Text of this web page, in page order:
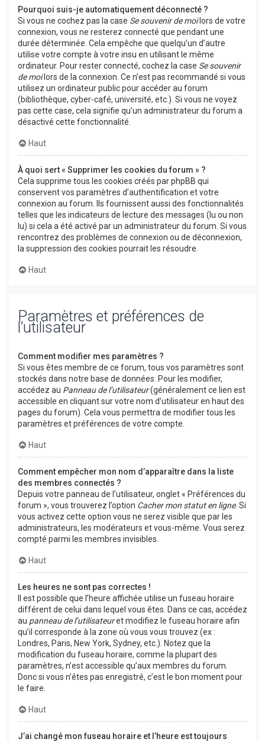
Pourquoi suis-je automatiquement déconnecté ?
Si vous ne cochez pas la case Se souvenir de moilors de votre
connexion, vous ne resterez connecté que pendant une
durée déterminée. Cela empêche que quelqu’un d’autre
utilise votre compte à votre insu en utilisant le même
ordinateur. Pour rester connecté, cochez la case Se souvenir
de moilors de la connexion. Ce n’est pas recommandé si vous
utilisez un ordinateur public pour accéder au forum
(bibliothèque, cyber-café, université, etc.). Si vous ne voyez
pas cette case, cela signifie qu’un administrateur du forum a
désactivé cette fonctionnalité.
Haut
À quoi sert « Supprimer les cookies du forum » ?
Cela supprime tous les cookies créés par phpBB qui
conservent vos paramètres d’authentification et votre
connexion au forum. Ils fournissent aussi des fonctionnalités
telles que les indicateurs de lecture des messages (lu ou non
lu) si cela a été activé par un administrateur du forum. Si vous
rencontrez des problèmes de connexion ou de déconnexion,
la suppression des cookies pourrait les résoudre.
Haut
Paramètres et préférences de
l’utilisateur
Comment modifier mes paramètres ?
Si vous êtes membre de ce forum, tous vos paramètres sont
stockés dans notre base de données. Pour les modifier,
accédez au Panneau de l’utilisateur(généralement ce lien est
accessible en cliquant sur votre nom d’utilisateur en haut des
pages du forum). Cela vous permettra de modifier tous les
paramètres et préférences de votre compte.
Haut
Comment empêcher mon nom d’apparaître dans la liste
des membres connectés ?
Depuis votre panneau de l’utilisateur, onglet « Préférences du
forum », vous trouverez l’option Cacher mon statut en ligne. Si
vous activez cette option vous ne serez visible que par les
administrateurs, les modérateurs et vous-même. Vous serez
compté parmi les membres invisibles.
Haut
Les heures ne sont pas correctes !
Il est possible que l’heure affichée utilise un fuseau horaire
différent de celui dans lequel vous êtes. Dans ce cas, accédez
au panneau de l’utilisateuret modifiez le fuseau horaire afin
qu’il corresponde à la zone où vous vous trouvez (ex :
Londres, Paris, New York, Sydney, etc.). Notez que la
modification du fuseau horaire, comme la plupart des
paramètres, n’est accessible qu’aux membres du forum.
Donc si vous n’êtes pas enregistré, c’est le bon moment pour
le faire.
Haut
J’ai changé mon fuseau horaire et l’heure est toujours